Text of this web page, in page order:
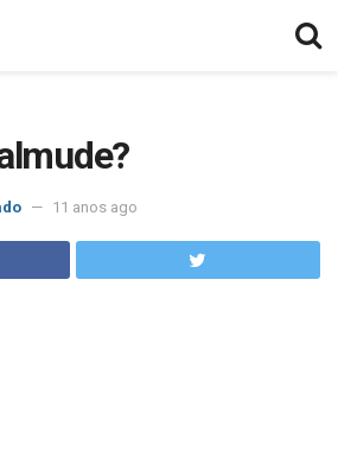
11 anos ago